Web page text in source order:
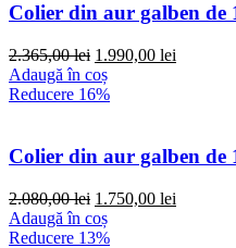
Colier din aur galben de
2.365,00lei Prețul
inițial
a
1.990,00 lei
Adaugă în coș
Reducere 16%
Colier din aur galben de
2.080,00lei Prețul
inițial
a
1.750,00 lei
Adaugă în coș
Reducere 13%